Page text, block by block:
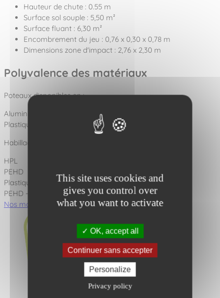
This site uses cookies and
gives you control over
what you want to activate
OK, accept all
Continuer sans accepter
Personalize
Privacy policy
Hauteur de chute : 0.55 m
Surface sol souple : 5,50 m²
Surface fluant : 6,30 m²
Encombrement du jeu : 0,76 x 0,30 x 0,78 m
Dimensions zone d'impact : 2,76 x 2,30 m
Polyvalence des matériaux
Poteaux disponibles en :
Aluminium
Plastique recyclé
Habillages disponibles en :
HPL
PEHD
Plastique recyclé
PEHD - HPL
Nos matériaux
Nos scellements